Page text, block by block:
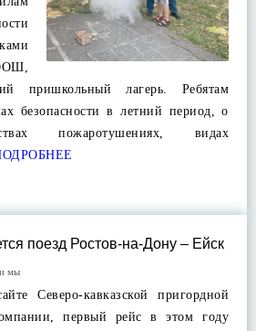
пришкольный лагерь. Ребятам
безопасности в летний период, о
пожаротушениях, видах
поезд Ростов-на-Дону – Ейск
мы
Северо-кавказской пригордной
первый рейс в этом году